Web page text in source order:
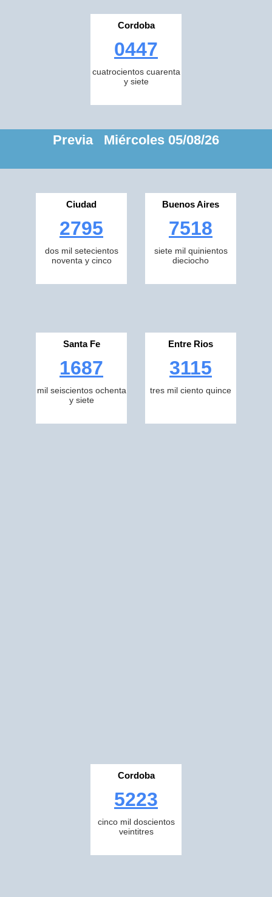
Cordoba
0447
cuatrocientos cuarenta
y siete
Previa Miércoles 05/08/26
Ciudad
2795
dos mil setecientos
noventa y cinco
Buenos Aires
7518
siete mil quinientos
dieciocho
Santa Fe
1687
mil seiscientos ochenta
y siete
Entre Rios
3115
tres mil ciento quince
Cordoba
5223
cinco mil doscientos
veintitres